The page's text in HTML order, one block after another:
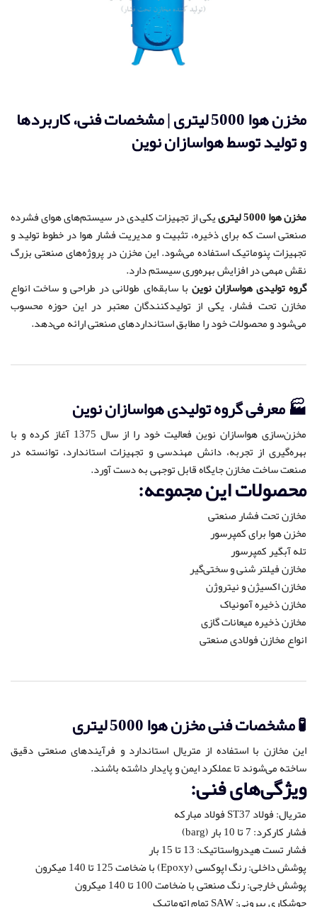
مخزن هوا 5000 لیتری | مشخصات فنی، کاربردها
و تولید توسط هواسازان نوین
مخزن هوا 5000 لیتری
یکی از تجهیزات کلیدی در سیستم‌های هوای فشرده
صنعتی است که برای ذخیره، تثبیت و مدیریت فشار هوا در خطوط تولید و
تجهیزات پنوماتیک استفاده می‌شود. این مخزن در پروژه‌های صنعتی بزرگ
نقش مهمی در افزایش بهره‌وری سیستم دارد.
گروه تولیدی هواسازان نوین با سابقه‌ای طولانی در طراحی و ساخت انواع
مخازن تحت فشار، یکی از تولیدکنندگان معتبر در این حوزه محسوب
می‌شود و محصولات خود را مطابق استانداردهای صنعتی ارائه می‌دهد.
🏭 معرفی گروه تولیدی هواسازان نوین
مخزن‌سازی هواسازان نوین فعالیت خود را از سال 1375 آغاز کرده و با
بهره‌گیری از تجربه، دانش مهندسی و تجهیزات استاندارد، توانسته در
صنعت ساخت مخازن جایگاه قابل توجهی به دست آورد.
محصولات این مجموعه:
مخازن تحت فشار صنعتی
مخزن هوا برای کمپرسور
تله آبگیر کمپرسور
مخازن فیلتر شنی و سختی‌گیر
مخازن اکسیژن و نیتروژن
مخازن ذخیره آمونیاک
مخازن ذخیره میعانات گازی
انواع مخازن فولادی صنعتی
🧪 مشخصات فنی مخزن هوا 5000 لیتری
این مخازن با استفاده از متریال استاندارد و فرآیندهای صنعتی دقیق
ساخته می‌شوند تا عملکرد ایمن و پایدار داشته باشند.
ویژگی‌های فنی:
متریال: فولاد ST37 فولاد مبارکه
فشار کارکرد: 7 تا 10 بار (barg)
فشار تست هیدرواستاتیک: 13 تا 15 بار
پوشش داخلی: رنگ اپوکسی (Epoxy) با ضخامت 125 تا 140 میکرون
پوشش خارجی: رنگ صنعتی با ضخامت 100 تا 140 میکرون
جوشکاری بیرونی: SAW تمام اتوماتیک